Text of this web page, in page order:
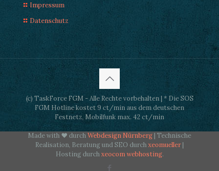
Impressum
Datenschutz
(c) TaskForce FGM - Alle Rechte vorbehalten | * Die SOS
FGM Hotline kostet 9 ct/min aus dem deutschen
Festnetz, Mobilfunk max. 42 ct/min
Made with ♥ durchWebdesign Nürnberg | Technische
Realisation, Beratung und SEO durchxeomueller
Hosting durchxeocom webhosting.